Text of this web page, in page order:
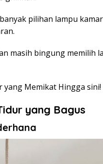
pilihan lampu
masih bingung memilih
Memikat Hingga sini!
yang Bagus